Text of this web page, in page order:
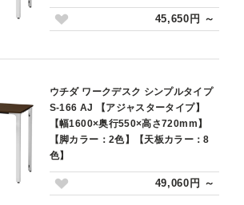
45,650円 ～
ウチダ ワークデスク シンプルタイプ
S-166 AJ 【アジャスタータイプ】
【幅1600×奥行550×高さ720mm】
【脚カラー：2色】【天板カラー：8
色】
49,060円 ～